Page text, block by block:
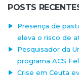
POSTS
Presença de
eleva o risco de
Pesquisador da
programa ACS
Crise em Ceuta